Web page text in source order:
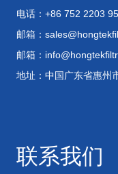
电话：+86 752 2203
邮箱：
邮箱：
地址：中国广东省惠州
联系我们